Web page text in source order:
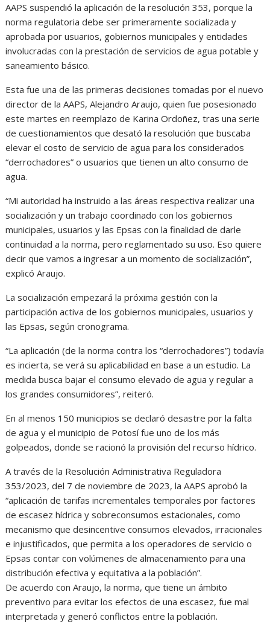
AAPS suspendió la aplicación de la resolución 353, porque la
norma regulatoria debe ser primeramente socializada y
aprobada por usuarios, gobiernos municipales y entidades
involucradas con la prestación de servicios de agua potable y
saneamiento básico.
Esta fue una de las primeras decisiones tomadas por el nuevo
director de la AAPS, Alejandro Araujo, quien fue posesionado
este martes en reemplazo de Karina Ordoñez, tras una serie
de cuestionamientos que desató la resolución que buscaba
elevar el costo de servicio de agua para los considerados
“derrochadores” o usuarios que tienen un alto consumo de
agua.
“Mi autoridad ha instruido a las áreas respectiva realizar una
socialización y un trabajo coordinado con los gobiernos
municipales, usuarios y las Epsas con la finalidad de darle
continuidad a la norma, pero reglamentado su uso. Eso quiere
decir que vamos a ingresar a un momento de socialización”,
explicó Araujo.
La socialización empezará la próxima gestión con la
participación activa de los gobiernos municipales, usuarios y
las Epsas, según cronograma.
“La aplicación (de la norma contra los “derrochadores”) todavía
es incierta, se verá su aplicabilidad en base a un estudio. La
medida busca bajar el consumo elevado de agua y regular a
los grandes consumidores”, reiteró.
En al menos 150 municipios se declaró desastre por la falta
de agua y el municipio de Potosí fue uno de los más
golpeados, donde se racionó la provisión del recurso hídrico.
A través de la Resolución Administrativa Reguladora
353/2023, del 7 de noviembre de 2023, la AAPS aprobó la
“aplicación de tarifas incrementales temporales por factores
de escasez hídrica y sobreconsumos estacionales, como
mecanismo que desincentive consumos elevados, irracionales
e injustificados, que permita a los operadores de servicio o
Epsas contar con volúmenes de almacenamiento para una
distribución efectiva y equitativa a la población”.
De acuerdo con Araujo, la norma, que tiene un ámbito
preventivo para evitar los efectos de una escasez, fue mal
interpretada y generó conflictos entre la población.